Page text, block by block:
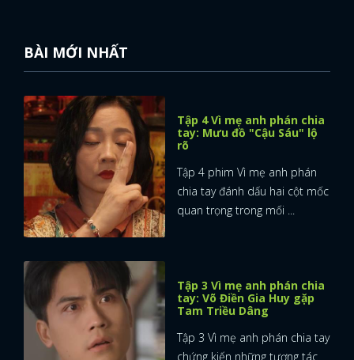
BÀI MỚI NHẤT
Tập 4 Vì mẹ anh phán chia
tay: Mưu đồ "Cậu Sáu" lộ
rõ
Tập 4 phim Vì mẹ anh phán
chia tay đánh dấu hai cột mốc
quan trọng trong mối ...
Tập 3 Vì mẹ anh phán chia
tay: Võ Điền Gia Huy gặp
Tam Triều Dâng
Tập 3 Vì mẹ anh phán chia tay
chứng kiến những tương tác